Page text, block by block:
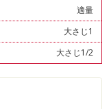
適量
大さじ1
大さじ1/2